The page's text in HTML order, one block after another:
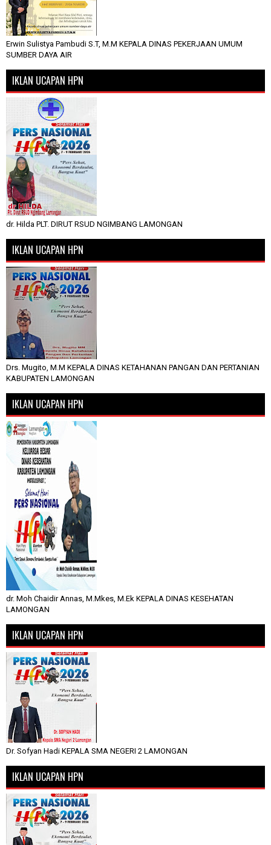
Erwin Sulistya Pambudi S.T, M.M KEPALA DINAS PEKERJAAN UMUM
SUMBER DAYA AIR
IKLAN UCAPAN HPN
dr. Hilda PLT. DIRUT RSUD NGIMBANG LAMONGAN
IKLAN UCAPAN HPN
Drs. Mugito, M.M KEPALA DINAS KETAHANAN PANGAN DAN PERTANIAN
KABUPATEN LAMONGAN
IKLAN UCAPAN HPN
dr. Moh Chaidir Annas, M.Mkes, M.Ek KEPALA DINAS KESEHATAN
LAMONGAN
IKLAN UCAPAN HPN
Dr. Sofyan Hadi KEPALA SMA NEGERI 2 LAMONGAN
IKLAN UCAPAN HPN